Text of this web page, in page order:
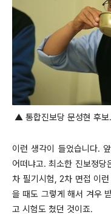
▲ 통합진보당 문성현 후보
이런 생각이 들었습니다.
어떠냐고. 최소한 진보정당
차 필기시험, 2차 면접 이
을 때도 그렇게 해서 겨우
고 시험도 쳤던 것이죠.